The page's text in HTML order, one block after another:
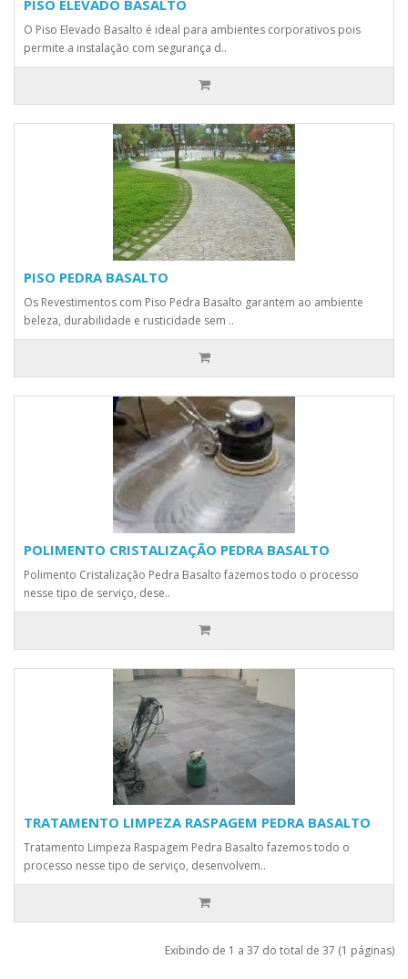
PISO ELEVADO BASALTO
O Piso Elevado Basalto é ideal para ambientes corporativos pois
permite a instalação com segurança d..
PISO PEDRA BASALTO
Os Revestimentos com Piso Pedra Basalto garantem ao ambiente
beleza, durabilidade e rusticidade sem ..
POLIMENTO CRISTALIZAÇÃO PEDRA BASALTO
Polimento Cristalização Pedra Basalto fazemos todo o processo
nesse tipo de serviço, dese..
TRATAMENTO LIMPEZA RASPAGEM PEDRA BASALTO
Tratamento Limpeza Raspagem Pedra Basalto fazemos todo o
processo nesse tipo de serviço, desenvolvem..
Exibindo de 1 a 37 do total de 37 (1 páginas)